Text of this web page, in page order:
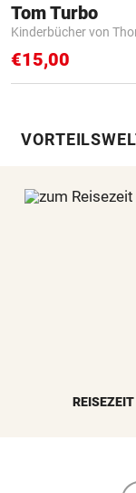
Tom Turbo
Kinderbücher von
€15,00
REISEZEIT